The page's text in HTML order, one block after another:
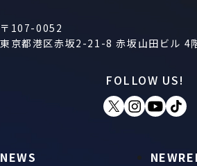
〒107-0052
東京都港区赤坂2-21-8 赤坂山田ビル 4
FOLLOW US!
NEWS